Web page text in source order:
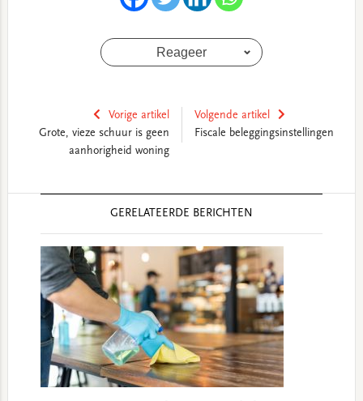
Reageer
Vorige artikel
Grote, vieze schuur is geen
aanhorigheid woning
Volgende artikel
Fiscale beleggingsinstellingen
GERELATEERDE BERICHTEN